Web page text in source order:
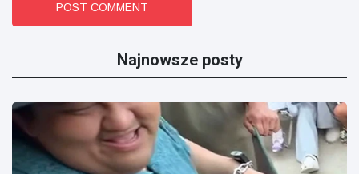
POST COMMENT
Najnowsze posty